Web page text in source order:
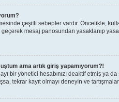
çeşitli sebepler vardır. Öncelikle,
mesaj panosundan yasaklanıp
ama artık giriş yapamıyorum?!
bir yönetici hesabınızı deaktif etmiş ya
tekrar kayıt olmayı deneyin ve